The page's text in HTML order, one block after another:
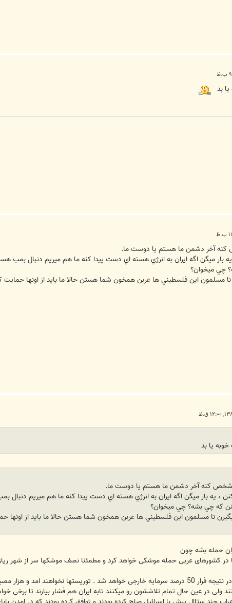
بد
کنه آخر دشمن ما هستم يا دوست ما.
يه بار ميگن اگه ايران به انرژي هسته اي دست پيدا کنه ما هم ميريم دنبال بمب
چي ميخوان؟
نا مسلمون اين فلسطيني ها عربن همخون شما هستن حالا ما بايد از اونها
يا بد
مشخص کنه آخر دشمن ما هستم يا دوست ما.
، يه بار ميگن اگه ايران به انرژي هسته اي دست پيدا کنه ما هم ميريم
که چي بشه؟ چي ميخوان؟
نا مسلمون اين فلسطيني ها عربن همخون شما هستن حالا ما بايد از
حمله بشه چون
در کشورهای عربی حمله موشکی خواهد کرد و مطمئنا نصف موشکها سر از شهر
امد و هزار مصیبت دیگه
ولی در عین حال تمام تلاششون رو میکنند تابه ایران هم فشار بیارند تا